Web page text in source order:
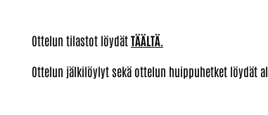
Ottelun tilastot löydätTÄÄLTÄ.
Ottelun jälkilöylyt sekä ottelun huippuhetket löydät